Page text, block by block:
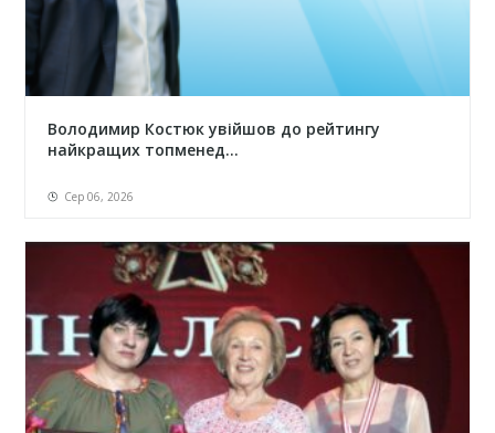
Володимир Костюк увійшов до рейтингу
найкращих топменед...
Сер 06, 2026